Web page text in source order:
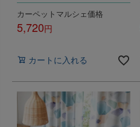
カーペットマルシェ価格
5,720
カートに入れる